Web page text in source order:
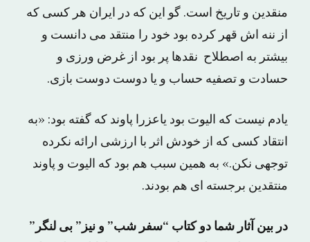
منقدین و تاریخ است. گو این که در ایران هر کسی که
از ننه اش قهر کرده بود خود را منتقد می دانست و
بیشتر به اصطلاح نقدها پر بود از غرض ورزی و
حسادت و تصفیه حساب و یا دوست دوست بازی.
یادم نیست که الیوت بود یاعزرا پاوند که گفته بود: «به
انتقاد کسی که از خودش اثر با ارزشی ارائه نکرده
توجهی نکن.» به همین سبب هم بود که الیوت و پاوند
منتقدین برجسته ای هم بودند.
در بین آثار شما دو کتاب “سفر شب” و نیز” بی لنگر”